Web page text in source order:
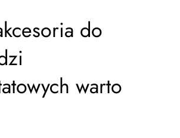
do
warto